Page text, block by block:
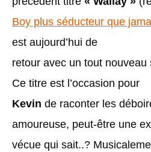
Boy plus séducteur que
est aujourd’hui de
retour avec un tout nouveau
Ce titre est l’occasion pour
Kevin de raconter les
amoureuse, peut-être une
vécue qui sait..?